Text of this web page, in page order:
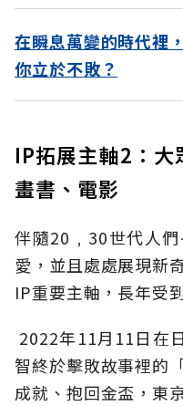
在瞬息萬變的時代裡
你立於不敗？
IP拓展主軸2：大
畫書、電影
伴隨20﹐30世代人
愛，並且處處展現新
IP重要主軸，長年受
2022年11月11日在
智終於擊敗故事裡的
成就、抱回金盃，東